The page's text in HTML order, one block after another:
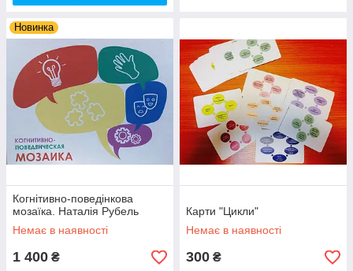
Новинка
Когнітивно-поведінкова
мозаїка. Наталія Рубель
Немає в наявності
1 400 ₴
Карти "Цикли"
Немає в наявності
300 ₴